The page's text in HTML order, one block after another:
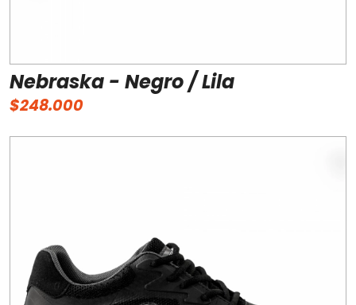
Nebraska - Negro / Lila
$248.000